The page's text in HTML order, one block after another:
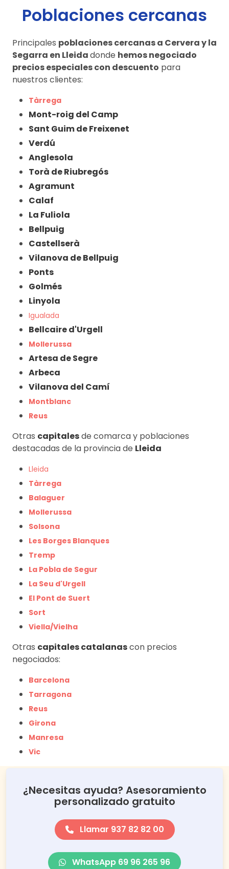
Poblaciones cercanas
Principales poblaciones cercanas a Cervera y la
Segarra en Lleidadonde hemos negociado
precios especiales con descuento para
nuestros clientes:
Tàrrega
Mont-roig del Camp
Sant Guim de Freixenet
Verdú
Anglesola
Torà de Riubregós
Agramunt
Calaf
La Fuliola
Bellpuig
Castellserà
Vilanova de Bellpuig
Ponts
Golmés
Linyola
Igualada
Bellcaire d'Urgell
Mollerussa
Artesa de Segre
Arbeca
Vilanova del Camí
Montblanc
Reus
Otras capitalesde comarca y poblaciones
destacadas de la provincia de Lleida
Lleida
Tàrrega
Balaguer
Mollerussa
Solsona
Les Borges Blanques
Tremp
La Pobla de Segur
La Seu d'Urgell
El Pont de Suert
Sort
Viella/Vielha
Otras capitales catalanascon precios
negociados:
Barcelona
Tarragona
Reus
Girona
Manresa
Vic
¿Necesitas ayuda? Asesoramiento
personalizado gratuito
Llamar 937 82 82 00
WhatsApp 69 96 265 96